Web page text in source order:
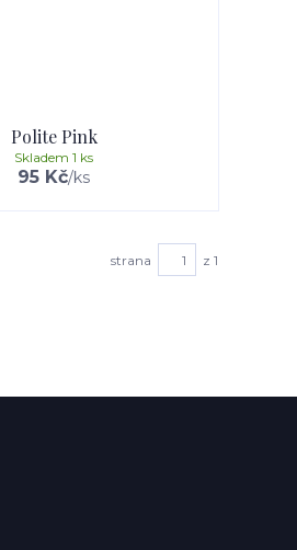
Polite Pink
95 Kč/ks
Skladem 1 ks
strana z 1